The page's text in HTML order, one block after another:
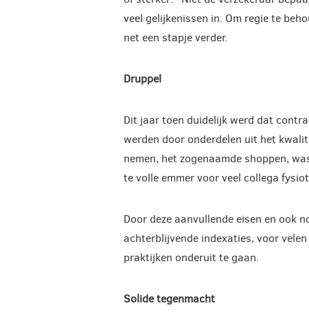
veel gelijkenissen in. Om regie te
net een stapje verder.
Druppel
Dit jaar toen duidelijk werd dat
werden door onderdelen uit het
nemen, het zogenaamde shoppen,
te volle emmer voor veel collega
Door deze aanvullende eisen en ook
achterblijvende indexaties, voor
praktijken onderuit te gaan.
Solide tegenmacht